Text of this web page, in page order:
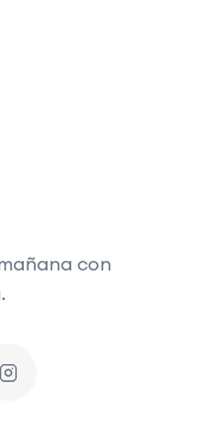
con